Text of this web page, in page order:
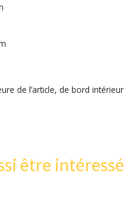
de l’article, de bord intérieur
être intéressé